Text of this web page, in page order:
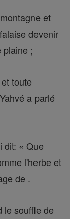
et
devenir
plaine ;
toute
a parlé
dit: « Que
l'herbe et
de .
le souffle de